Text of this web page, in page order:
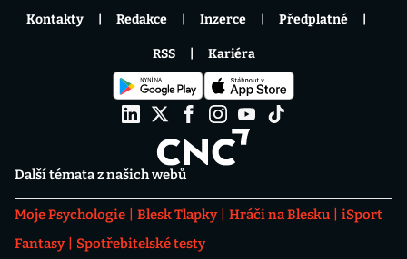
Další témata z našich webů
Moje Psychologie Blesk Tlapky Hráči na Blesku
iSport
Fantasy
Spotřebitelské testy
Kontakty Redakce Inzerce Předplatné
RSS Kariéra